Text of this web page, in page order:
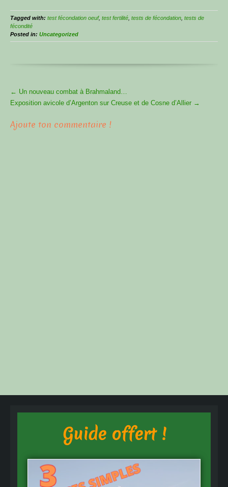
Tagged with: test fécondation oeuf, test fertilité, tests de fécondation, tests de
fécondité
Posted in: Uncategorized
More
Articles
← Un nouveau combat à Brahmaland…
Exposition avicole d’Argenton sur Creuse et de Cosne d’Allier →
Ajoute ton commentaire !
Guide offert !